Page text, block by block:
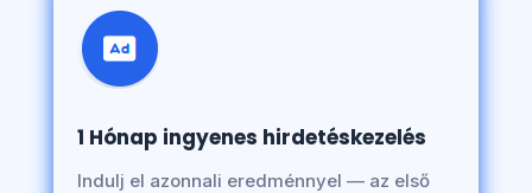
1 Hónap ingyenes hirdetéskezelés
Indulj el azonnali eredménnyel — az első